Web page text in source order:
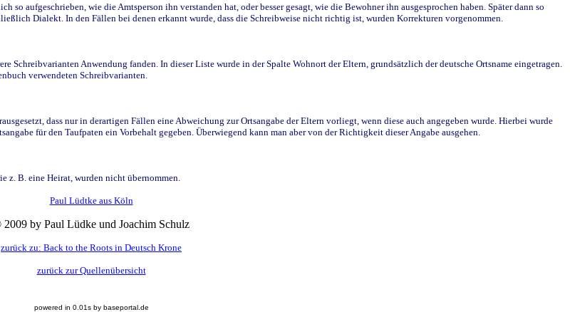
aufgeschrieben, wie die Amtsperson ihn verstanden hat, oder besser gesagt, wie die Bewohner ihn ausgesprochen haben. Später dann so
Dialekt. In den Fällen bei denen erkannt wurde, dass die Schreibweise nicht richtig ist, wurden Korrekturen vorgenommen.
Schreibvarianten Anwendung fanden. In dieser Liste wurde in der Spalte Wohnort der Eltern, grundsätzlich der deutsche Ortsname eingetragen.
verwendeten Schreibvarianten.
dass nur in derartigen Fällen eine Abweichung zur Ortsangabe der Eltern vorliegt, wenn diese auch angegeben wurde. Hierbei wurde
für den Taufpaten ein Vorbehalt gegeben. Überwiegend kann man aber von der Richtigkeit dieser Angabe ausgehen.
z. B. eine Heirat, wurden nicht übernommen.
Paul Lüdtke aus Köln
by Paul Lüdke und Joachim Schulz
zurück zu: Back to the Roots in Deutsch Krone
zurück zur Quellenübersicht
powered in 0.01s by baseportal.de